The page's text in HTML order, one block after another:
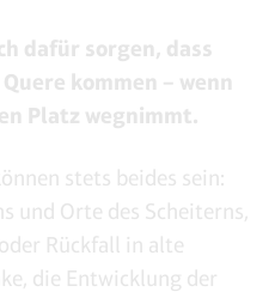
dafür sorgen, dass
kommen – wenn
Platz wegnimmt.
stets beides sein:
und Orte des Scheiterns,
Rückfall in alte
die Entwicklung der